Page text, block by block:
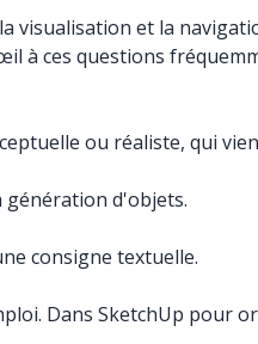
visualisation et la
à ces questions
ou réaliste, qui
génération d'objets.
consigne textuelle.
Dans SketchUp pour